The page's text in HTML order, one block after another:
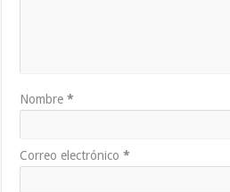
Nombre*
Correo electrónico*